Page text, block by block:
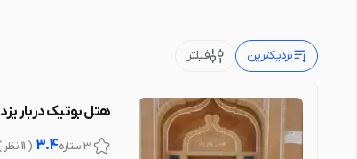
نزدیکترین فیلتر
هتل بوتیک دربار یزد
3 ستاره 3.4 ( 11 نظر )